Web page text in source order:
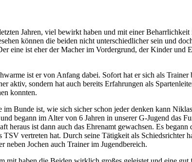
Jahren, viel bewirkt haben und mit einer
können die beiden nicht unterschiedlicher sein und
eine ist eher der Macher im Vordergrund, der Kinder und
ist er von Anfang dabei. Sofort hat er sich als
aktiv, sondern hat auch bereits Erfahrungen als
konnten.
im Bunde ist, wie sich sicher schon jeder denken kann
begann im Alter von 6 Jahren in unserer G-Jugend das
heraus ist dann auch das Ehrenamt gewachsen. Es
TSV vertreten hat. Durch seine Tätigkeit als Schiedsrichter
neben Jochen auch Trainer im Jugendbereich.